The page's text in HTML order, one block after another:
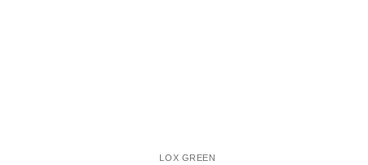
LOX GREEN